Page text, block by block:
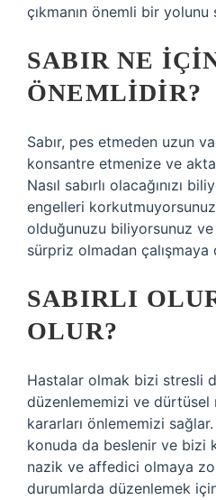
çıkmanın önemli bir yolunu
SABIR NE
ÖNEMLIDIR?
Sabır, pes etmeden uzun
konsantre etmenize ve
Nasıl sabırlı olacağınızı
engelleri
olduğunuzu biliyorsunuz
sürpriz olmadan
SABIRLI
OLUR?
Hastalar olmak bizi stresli
düzenlememizi ve dürtüsel
kararları önlememizi
konuda da beslenir ve bizi
nazik ve affedici olmaya
durumlarda düzenlemek